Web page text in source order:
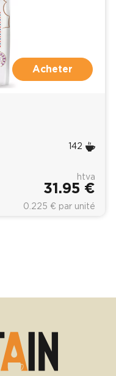
Acheter
142
htva
31.95 €
0.225 € par unité